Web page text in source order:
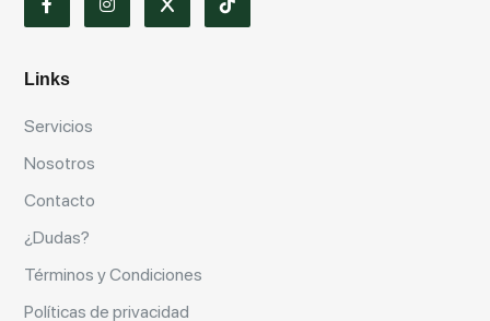
Links
Servicios
Nosotros
Contacto
¿Dudas?
Términos y Condiciones
Políticas de privacidad